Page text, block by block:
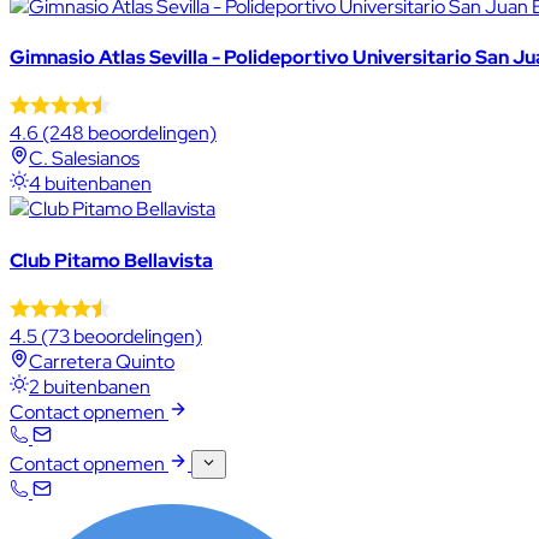
Gimnasio Atlas Sevilla - Polideportivo Universitario San
4.6 (248 beoordelingen)
C. Salesianos
4 buitenbanen
Club Pitamo Bellavista
4.5(73 beoordelingen)
Carretera Quinto
2 buitenbanen
Contact opnemen
Contact opnemen